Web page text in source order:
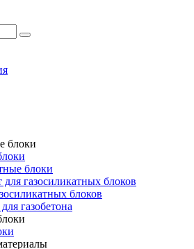
блоки
газосиликатных блоков
блоков
газобетона